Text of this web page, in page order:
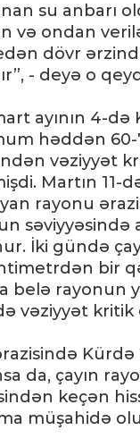
su anbarı
və ondan
dövr
- deyə o
ayının 4-
həddən
vəziyyət
Martın 11-
rayonu
səviyyəsində
İki gündə
bir
belə rayonun
vəziyyət kritik
Kürdə
da, çayın
keçən
müşahidə